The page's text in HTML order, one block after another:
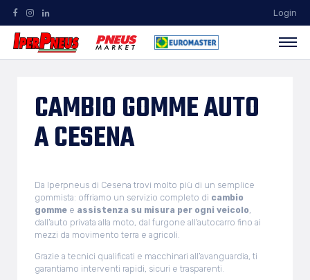
Login
CAMBIO GOMME AUTO
A CESENA
Da Iperpneus di Cesena trovi molto più di un semplice
gommista: offriamo un servizio completo di cambio
gommee assistenza su misura per ogni veicolo,
dall’auto privata alla moto, dal furgone all’autocarro fino ai
mezzi da movimento terra e agricoli.
Grazie a tecnici qualificati e macchinari all’avanguardia, ti
garantiamo interventi rapidi, sicuri e trasparenti.